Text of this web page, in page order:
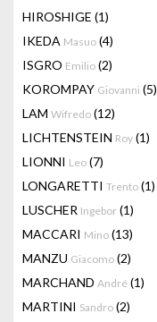
HIROSHIGE (1)
IKEDA Masuo (4)
ISGRO Emilio (2)
KOROMPAY Giovanni (5)
LAM Wifredo (12)
LICHTENSTEIN Roy (1)
LIONNI Leo (7)
LONGARETTI Trento (1)
LUSCHER Ingebor (1)
MACCARI Mino (13)
MANZU Giacomo (2)
MARCHAND André (1)
MARTINI Sandro (2)